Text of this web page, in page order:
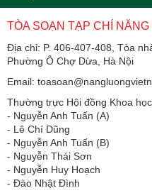
TÒA SOẠN TẠP CHÍ
Địa chỉ: P. 406-407-408, Tòa
Phường Ô Chợ Dừa, Hà Nội
Email:
Thường trực Hội đồng Khoa
​​​​​​- Nguyễn Anh Tuấn (A)
- Lê Chí Dũng
- Nguyễn Anh Tuấn (B)
- Nguyễn Thái Sơn
- Nguyễn Huy Hoạch
- Đào Nhật Đình